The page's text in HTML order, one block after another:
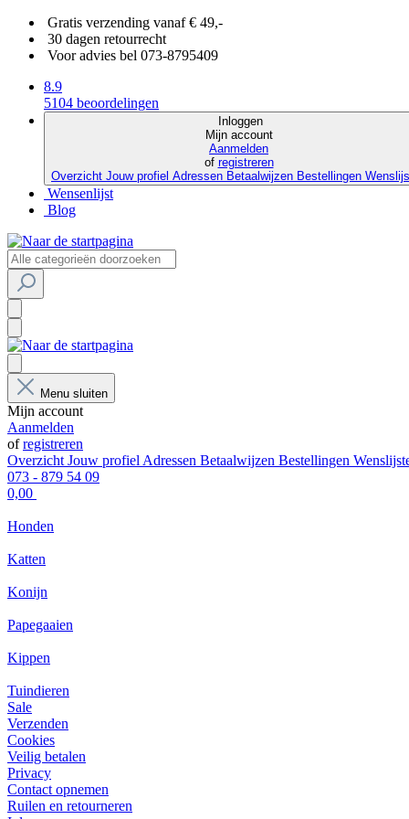
Gratis verzending vanaf € 49,-
30 dagen retourrecht
Voor advies bel 073-8795409
8.9
5104 beoordelingen
Inloggen
Mijn account
Aanmelden
of registreren
Overzicht Jouw profiel Adressen Betaalwijzen Bestellingen
Wensenlijst
Blog
Menu sluiten
Mijn account
Aanmelden
ofregistreren
Overzicht Jouw profiel Adressen Betaalwijzen Bestellingen
073 - 879 54 09
0,00
Honden
Katten
Konijn
Papegaaien
Kippen
Tuindieren
Sale
Verzenden
Cookies
Veilig betalen
Privacy
Contact opnemen
Ruilen en retourneren